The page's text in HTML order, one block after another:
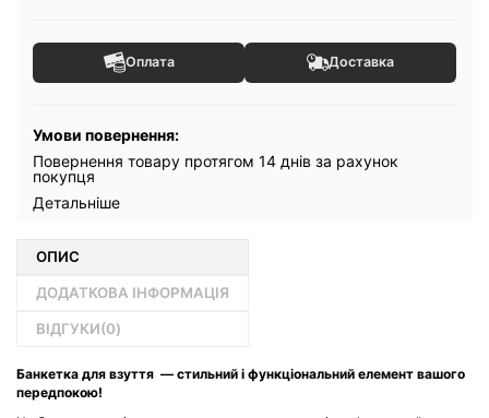
Оплата Доставка
Умови повернення:
Повернення товару протягом 14 днів за рахунок
покупця
Детальніше
ОПИС
ДОДАТКОВА ІНФОРМАЦІЯ
ВІДГУКИ(0)
Банкетка для взуття — стильний і функціональний елемент вашого
передпокою!